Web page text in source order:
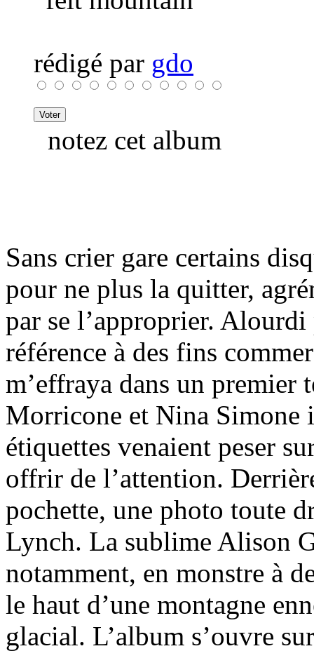
rédigé par gdo
notez cet album
Sans crier gare certains
pour ne plus la quitter,
par se l’approprier. Alourdi
référence à des fins
m’effraya dans un premier
Morricone et Nina Simone
étiquettes venaient peser
offrir de l’attention.
pochette, une photo toute
Lynch. La sublime Alison
notamment, en monstre à
le haut d’une montagne
glacial. L’album s’ouvre